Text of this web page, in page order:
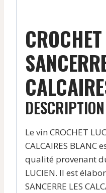
Le vin CROCHET
CALCAIRES
qualité provenant
LUCIEN. Il est
SANCERRE LES